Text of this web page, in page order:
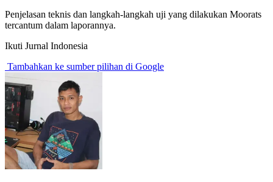
Penjelasan teknis dan langkah-langkah uji yang dilakukan Moorats
tercantum dalam laporannya.
Ikuti Jurnal Indonesia
Tambahkan ke sumber pilihan di Google